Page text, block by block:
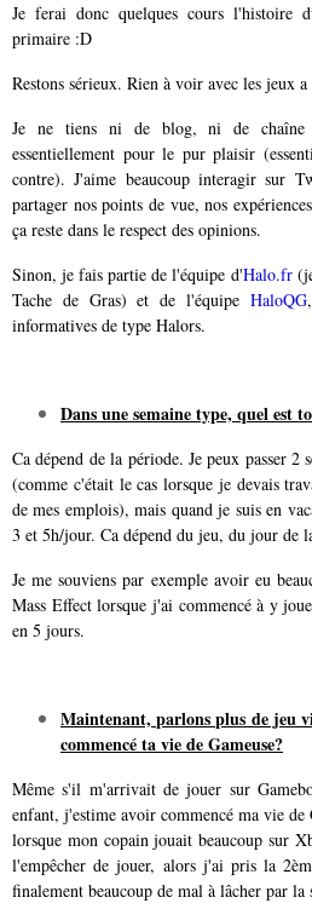
Je ferai donc quelques cours l'histoire
primaire :D
Restons sérieux. Rien à voir avec les jeux
Je ne tiens ni de blog, ni de chaîne
essentiellement pour le pur plaisir
contre). J'aime beaucoup interagir sur
partager nos points de vue, nos
ça reste dans le respect des opinions.
Sinon, je fais partie de l'équipe d'Halo.fr
Tache de Gras) et de l'équipe HaloQG
informatives de type Halors.
Dans une semaine type, quel est
Ca dépend de la période. Je peux passer 2
(comme c'était le cas lorsque je devais
de mes emplois), mais quand je suis en
3 et 5h/jour. Ca dépend du jeu, du jour de
Je me souviens par exemple avoir eu
Mass Effect lorsque j'ai commencé à y
en 5 jours.
Maintenant, parlons plus de jeu
commencé ta vie de Gameuse?
Même s'il m'arrivait de jouer sur
enfant, j'estime avoir commencé ma vie de
lorsque mon copain jouait beaucoup sur
l'empêcher de jouer, alors j'ai pris la
finalement beaucoup de mal à lâcher par la